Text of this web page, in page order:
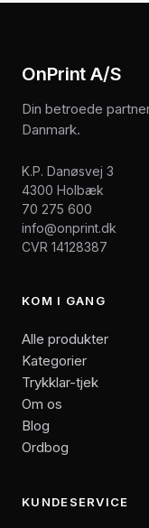
OnPrint A/S
Din betroede
Danmark.
K.P. Danøsvej 3
4300 Holbæk
70 275 600
info@onprint.dk
CVR 14128387
KOM I GANG
Alle produkter
Kategorier
Trykklar-tjek
Om os
Blog
Ordbog
KUNDESERVICE